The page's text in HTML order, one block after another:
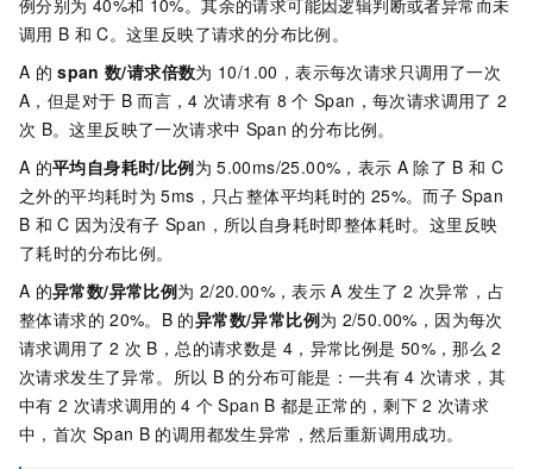
调用 B 和 C。这里反映了请求的分布比例。
A 的 span 数/请求倍数为 10/1.00，表示每次请求只调用了一次
A，但是对于 B 而言，4 次请求有 8 个 Span，每次请求调用了 2
次 B。这里反映了一次请求中 Span 的分布比例。
A 的平均自身耗时/比例为 5.00ms/25.00%，表示 A 除了 B 和 C
之外的平均耗时为 5ms，只占整体平均耗时的 25%。而子 Span
B 和 C 因为没有子 Span，所以自身耗时即整体耗时。这里反映
了耗时的分布比例。
A 的异常数/异常比例为 2/20.00%，表示 A 发生了 2 次异常，占
整体请求的 20%。B 的异常数/异常比例为 2/50.00%，因为每次
请求调用了 2 次 B，总的请求数是 4，异常比例是 50%，那么 2
次请求发生了异常。所以 B 的分布可能是：一共有 4 次请求，其
中有 2 次请求调用的 4 个 Span B 都是正常的，剩下 2 次请求
中，首次 Span B 的调用都发生异常，然后重新调用成功。